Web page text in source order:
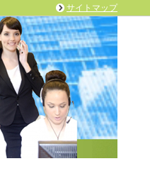
サイトマップ